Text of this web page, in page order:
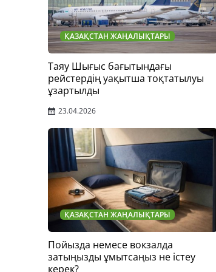
ҚАЗАҚСТАН ЖАҢАЛЫҚТАРЫ
Таяу Шығыс бағытындағы
рейстердің уақытша тоқтатылуы
ұзартылды
23.04.2026
ҚАЗАҚСТАН ЖАҢАЛЫҚТАРЫ
Пойызда немесе вокзалда
затыңызды ұмытсаңыз не істеу
керек?